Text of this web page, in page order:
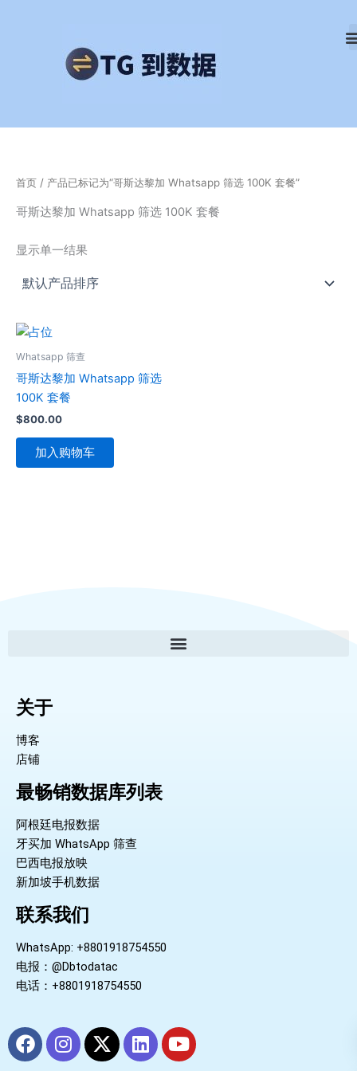
首页 / 产品已标记为“哥斯达黎加 Whatsapp 筛选 100K 套餐”
哥斯达黎加 Whatsapp 筛选 100K 套餐
显示单一结果
Whatsapp 筛查
哥斯达黎加 Whatsapp 筛选
100K 套餐
$800.00
加入购物车
关于
博客
店铺
最畅销数据库列表
阿根廷电报数据
牙买加 WhatsApp 筛查
巴西电报放映
新加坡手机数据
联系我们
WhatsApp: +8801918754550
电报：@Dbtodatac
电话：+8801918754550
F
a
I
n
X
-
L
i
Y
o